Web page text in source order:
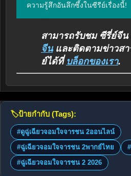
ความรู้สึกอันลึกซึ้งในซีรีย์เรื่องนี้!
สามารถรับชม ซีรี่ย์จีน
จีนและติดตามข่าวสา
ย์ได้ที่ บล็อกของเรา.
🏷️ป้ายกำกับ (Tags):
#ดูฉู่เฉียวจอมใจจารชน 2ออนไลน์
#ฉู่เฉียวจอมใจจารชน 2พากย์ไทย
#ฉู่เฉียวจอมใจจารชน 2 2026